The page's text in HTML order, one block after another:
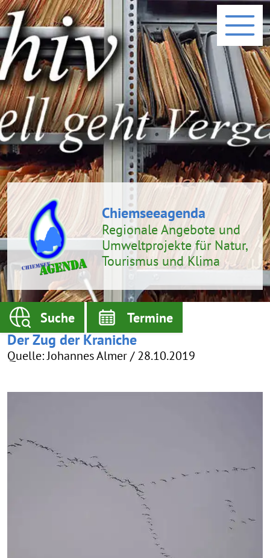
Chiemseeagenda
Regionale Angebote und
Umweltprojektefür Natur,
Tourismus und Klima
Suche Termine
Der Zug der Kraniche
Quelle: Johannes Almer / 28.10.2019